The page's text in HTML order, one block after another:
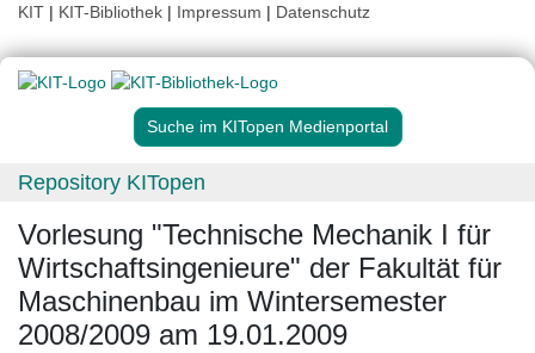
KIT | KIT-Bibliothek | Impressum | Datenschutz
Suche im KITopen Medienportal
Repository KITopen
Vorlesung "Technische Mechanik I für
Wirtschaftsingenieure" der Fakultät für
Maschinenbau im Wintersemester
2008/2009 am 19.01.2009